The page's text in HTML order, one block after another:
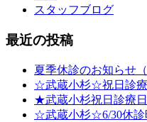
スタッフブログ
最近の投稿
夏季休診のお知らせ
☆武蔵小杉☆祝日診
★武蔵小杉祝日診療
☆武蔵小杉☆6/30休診